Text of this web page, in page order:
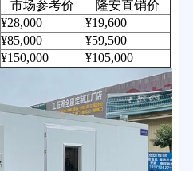
市场参考价
隆安直销价
¥28,000
¥19,600
¥85,000
¥59,500
¥150,000 ¥105,000